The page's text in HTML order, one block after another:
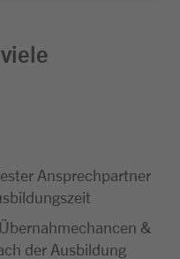
Ansprechpartner
&
der Ausbildung